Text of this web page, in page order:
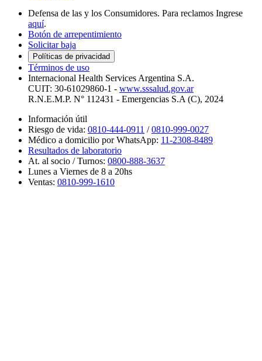
Defensa de las y los Consumidores. Para reclamos Ingrese
aquí.
Botón de arrepentimiento
Solicitar baja
Políticas de privacidad
Términos de uso
Internacional Health Services Argentina S.A.
CUIT: 30-61029860-1 - www.sssalud.gov.ar
R.N.E.M.P. N° 112431 - Emergencias S.A (C), 2024
Información útil
Riesgo de vida: 0810-444-0911 / 0810-999-0027
Médico a domicilio por WhatsApp: 11-2308-8489
Resultados de laboratorio
At. al socio / Turnos: 0800-888-3637
Lunes a Viernes de 8 a 20hs
Ventas: 0810-999-1610